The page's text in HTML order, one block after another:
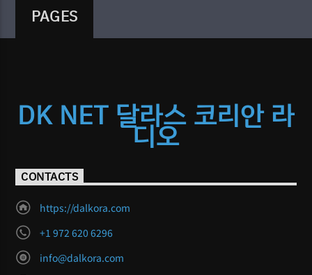
PAGES
DK NET 달라스 코리안 라
디오
CONTACTS
https://dalkora.com
+1 972 620 6296
info@dalkora.com